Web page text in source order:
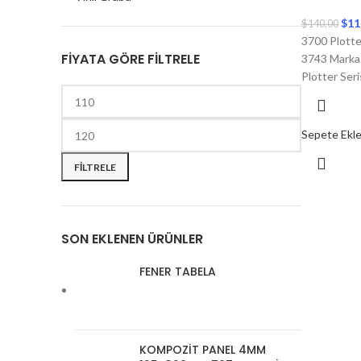
FIYATA GÖRE FILTRELE
FILTRELE
SON EKLENEN ÜRÜNLER
FENER TABELA
KOMPOZİT PANEL 4MM
$140,00 $
3700
3743
Plotter
Sepete Ekle